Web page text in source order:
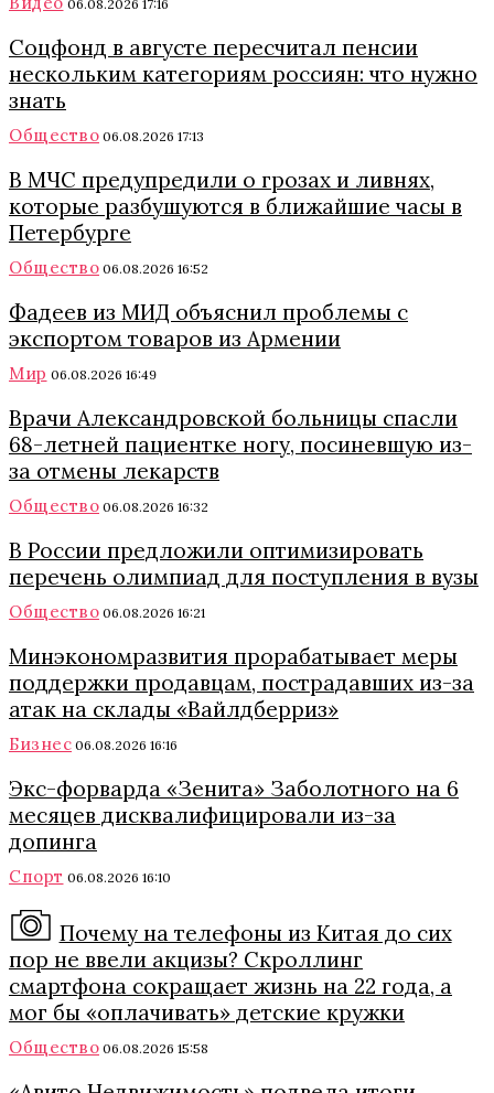
06.08.2026 17:16
Соцфонд в августе пересчитал пенсии
нескольким категориям россиян: что нужно
знать
Общество 06.08.2026 17:13
В МЧС предупредили о грозах и ливнях,
которые разбушуются в ближайшие часы в
Петербурге
Общество 06.08.2026 16:52
Фадеев из МИД объяснил проблемы с
экспортом товаров из Армении
Мир 06.08.2026 16:49
Врачи Александровской больницы спасли
68-летней пациентке ногу, посиневшую из-
за отмены лекарств
Общество 06.08.2026 16:32
В России предложили оптимизировать
перечень олимпиад для поступления в вузы
Общество 06.08.2026 16:21
Минэкономразвития прорабатывает меры
поддержки продавцам, пострадавших из-за
атак на склады «Вайлдберриз»
Бизнес 06.08.2026 16:16
Экс-форварда «Зенита» Заболотного на 6
месяцев дисквалифицировали из-за
допинга
Спорт 06.08.2026 16:10
Почему на телефоны из Китая до сих
пор не ввели акцизы? Скроллинг
смартфона сокращает жизнь на 22 года, а
мог бы «оплачивать» детские кружки
Общество 06.08.2026 15:58